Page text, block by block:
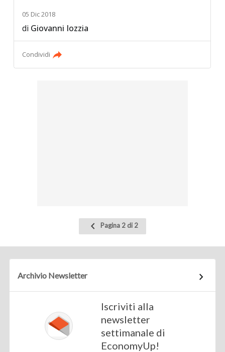
05 Dic 2018
di Giovanni Iozzia
Condividi
Pagina
precedente
Pagina 2 di 2
Archivio Newsletter
Iscriviti alla
newsletter
settimanale di
EconomyUp!